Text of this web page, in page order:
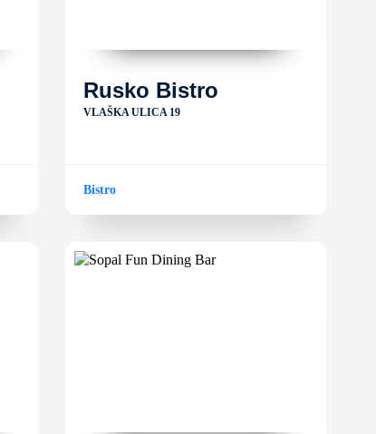
Rusko Bistro
VLAŠKA ULICA 19
Bistro